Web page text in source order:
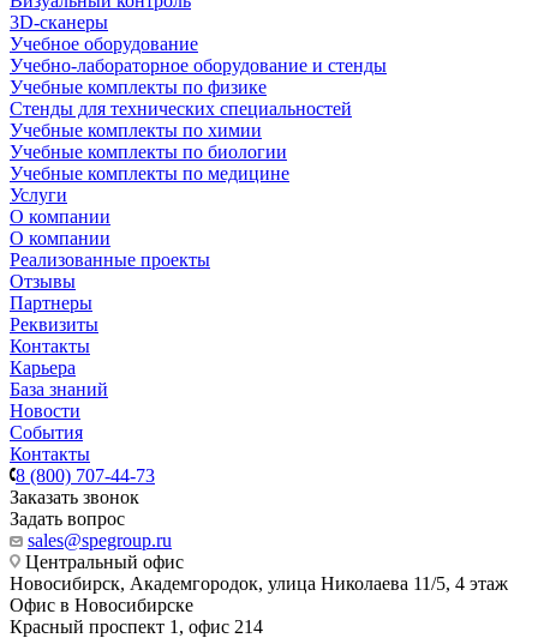
3D-сканеры
Учебное оборудование
Учебно-лабораторное оборудование и стенды
Учебные комплекты по физике
Стенды для технических специальностей
Учебные комплекты по химии
Учебные комплекты по биологии
Учебные комплекты по медицине
Услуги
О компании
О компании
Реализованные проекты
Отзывы
Партнеры
Реквизиты
Контакты
Карьера
База знаний
Новости
События
Контакты
8 (800) 707-44-73
Заказать звонок
Задать вопрос
sales@spegroup.ru
Центральный офис
Новосибирск, Академгородок, улица Николаева 11/5, 4 этаж
Офис в Новосибирске
Красный проспект 1, офис 214